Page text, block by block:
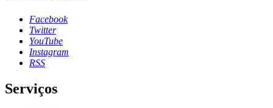
Facebook
Twitter
YouTube
Instagram
RSS
Serviços